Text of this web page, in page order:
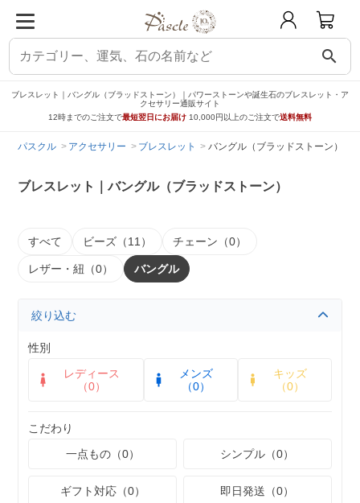
search
ブレスレット｜バングル（ブラッドストーン）｜パワーストーンや誕生石のブレスレット・ア
クセサリー通販サイト
12時までのご注文で最短翌日にお届け 10,000円以上のご注文で送料無料
パスクル アクセサリー ブレスレット バングル（ブラッドストーン）
ブレスレット｜バングル（ブラッドストーン）
すべて ビーズ（11） チェーン（0）
レザー・紐（0） バングル
絞り込む
性別
レディース
（0）
メンズ
（0）
キッズ
（0）
こだわり
一点もの（0）
シンプル（0）
ギフト対応（0） 即日発送（0）